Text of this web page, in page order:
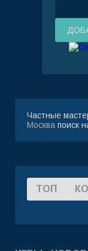
Частные
Москва поиск
ТОП